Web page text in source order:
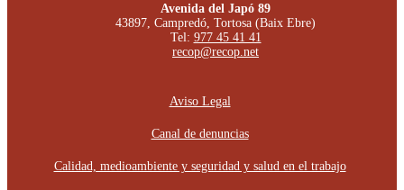
Avenida del Japó 89
43897, Campredó, Tortosa (Baix Ebre)
Tel: 977 45 41 41
recop@recop.net
Aviso Legal
Canal de denuncias
Calidad, medioambiente y seguridad y salud en el trabajo